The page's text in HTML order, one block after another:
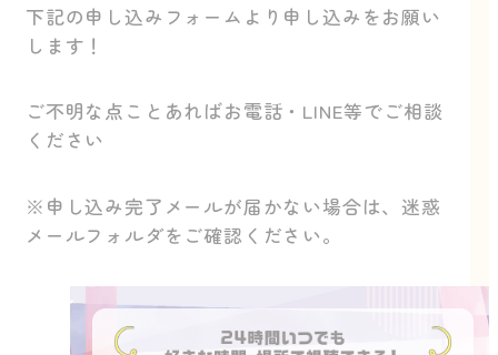
下記の申し込みフォームより申し込みをお願い
します！
ご不明な点ことあればお電話・LINE等でご相談
ください
※申し込み完了メールが届かない場合は、迷惑
メールフォルダをご確認ください。